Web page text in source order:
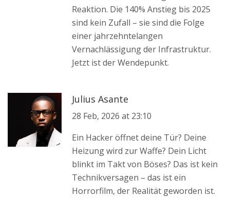
Reaktion. Die 140% Anstieg bis 2025
sind kein Zufall – sie sind die Folge
einer jahrzehntelangen
Vernachlässigung der Infrastruktur.
Jetzt ist der Wendepunkt.
Julius Asante
28 Feb, 2026 at 23:10
Ein Hacker öffnet deine Tür? Deine
Heizung wird zur Waffe? Dein Licht
blinkt im Takt von Böses? Das ist kein
Technikversagen – das ist ein
Horrorfilm, der Realität geworden ist.